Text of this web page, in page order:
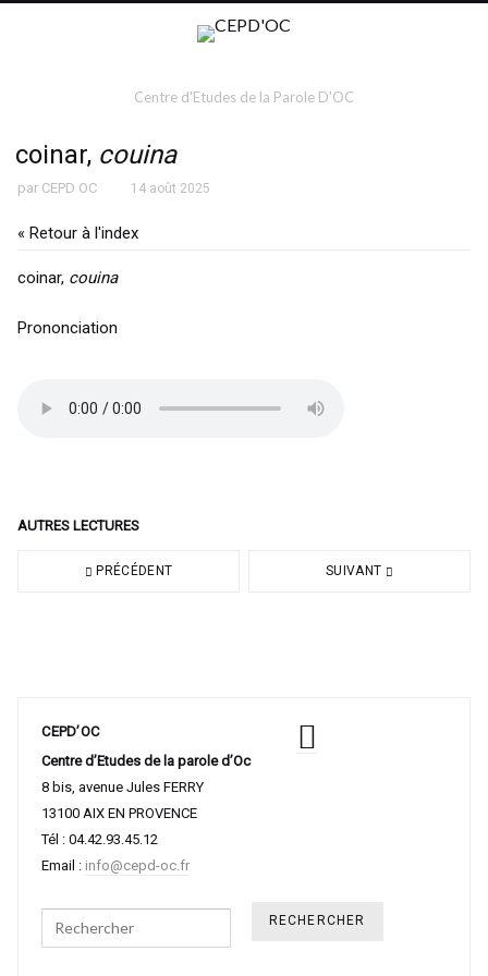
Centre d'Etudes de la Parole D'OC
coinar, couina
par CEPD OC 14 août 2025
« Retour à l'index
coinar, couina
Prononciation
AUTRES LECTURES
PRÉCÉDENT SUIVANT
CEPD’OC
Centre d’Etudes de la parole d’Oc
8 bis, avenue Jules FERRY
13100 AIX EN PROVENCE
Tél : 04.42.93.45.12
Email : info@cepd-oc.fr
Search